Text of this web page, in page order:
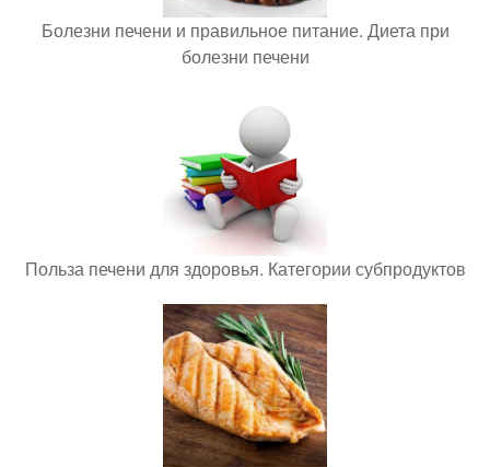
Болезни печени и правильное питание. Диета при
болезни печени
Польза печени для здоровья. Категории субпродуктов